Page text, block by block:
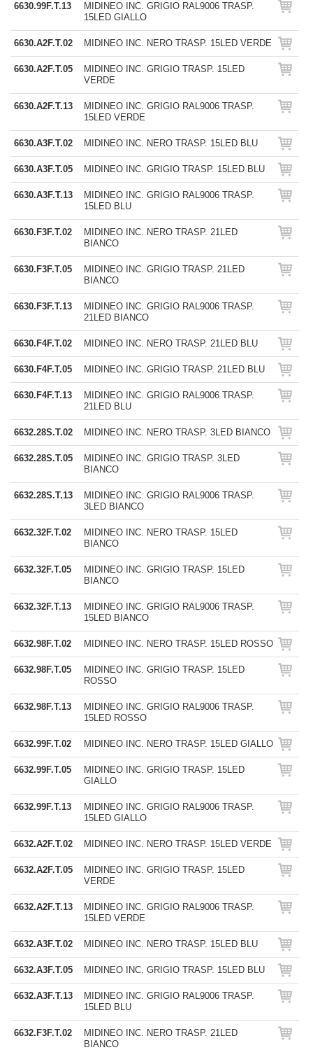
6630.99F.T.13
MIDINEO INC. GRIGIO RAL9006 TRASP.
15LED GIALLO
6630.A2F.T.02 MIDINEO INC. NERO TRASP. 15LED VERDE
6630.A2F.T.05
MIDINEO INC. GRIGIO TRASP. 15LED
VERDE
6630.A2F.T.13
MIDINEO INC. GRIGIO RAL9006 TRASP.
15LED VERDE
6630.A3F.T.02 MIDINEO INC. NERO TRASP. 15LED BLU
6630.A3F.T.05 MIDINEO INC. GRIGIO TRASP. 15LED BLU
6630.A3F.T.13
MIDINEO INC. GRIGIO RAL9006 TRASP.
15LED BLU
6630.F3F.T.02
MIDINEO INC. NERO TRASP. 21LED
BIANCO
6630.F3F.T.05
MIDINEO INC. GRIGIO TRASP. 21LED
BIANCO
6630.F3F.T.13
MIDINEO INC. GRIGIO RAL9006 TRASP.
21LED BIANCO
6630.F4F.T.02 MIDINEO INC. NERO TRASP. 21LED BLU
6630.F4F.T.05 MIDINEO INC. GRIGIO TRASP. 21LED BLU
6630.F4F.T.13
MIDINEO INC. GRIGIO RAL9006 TRASP.
21LED BLU
6632.28S.T.02 MIDINEO INC. NERO TRASP. 3LED BIANCO
6632.28S.T.05
MIDINEO INC. GRIGIO TRASP. 3LED
BIANCO
6632.28S.T.13
MIDINEO INC. GRIGIO RAL9006 TRASP.
3LED BIANCO
6632.32F.T.02
MIDINEO INC. NERO TRASP. 15LED
BIANCO
6632.32F.T.05
MIDINEO INC. GRIGIO TRASP. 15LED
BIANCO
6632.32F.T.13
MIDINEO INC. GRIGIO RAL9006 TRASP.
15LED BIANCO
6632.98F.T.02 MIDINEO INC. NERO TRASP. 15LED ROSSO
6632.98F.T.05
MIDINEO INC. GRIGIO TRASP. 15LED
ROSSO
6632.98F.T.13
MIDINEO INC. GRIGIO RAL9006 TRASP.
15LED ROSSO
6632.99F.T.02 MIDINEO INC. NERO TRASP. 15LED GIALLO
6632.99F.T.05
MIDINEO INC. GRIGIO TRASP. 15LED
GIALLO
6632.99F.T.13
MIDINEO INC. GRIGIO RAL9006 TRASP.
15LED GIALLO
6632.A2F.T.02 MIDINEO INC. NERO TRASP. 15LED VERDE
6632.A2F.T.05
MIDINEO INC. GRIGIO TRASP. 15LED
VERDE
6632.A2F.T.13
MIDINEO INC. GRIGIO RAL9006 TRASP.
15LED VERDE
6632.A3F.T.02 MIDINEO INC. NERO TRASP. 15LED BLU
6632.A3F.T.05 MIDINEO INC. GRIGIO TRASP. 15LED BLU
6632.A3F.T.13
MIDINEO INC. GRIGIO RAL9006 TRASP.
15LED BLU
6632.F3F.T.02
MIDINEO INC. NERO TRASP. 21LED
BIANCO